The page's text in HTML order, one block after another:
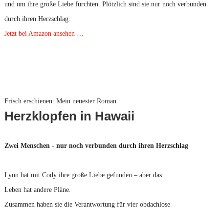
und um ihre große Liebe fürchten. Plötzlich sind sie nur noch verbunden
durch ihren Herzschlag.
Jetzt bei Amazon ansehen …
Frisch erschienen: Mein neuester Roman
Herzklopfen in Hawaii
Zwei Menschen - nur noch verbunden durch ihren Herzschlag
Lynn hat mit Cody ihre große Liebe gefunden – aber das
Leben hat andere Pläne.
Zusammen haben sie die Verantwortung für vier obdachlose